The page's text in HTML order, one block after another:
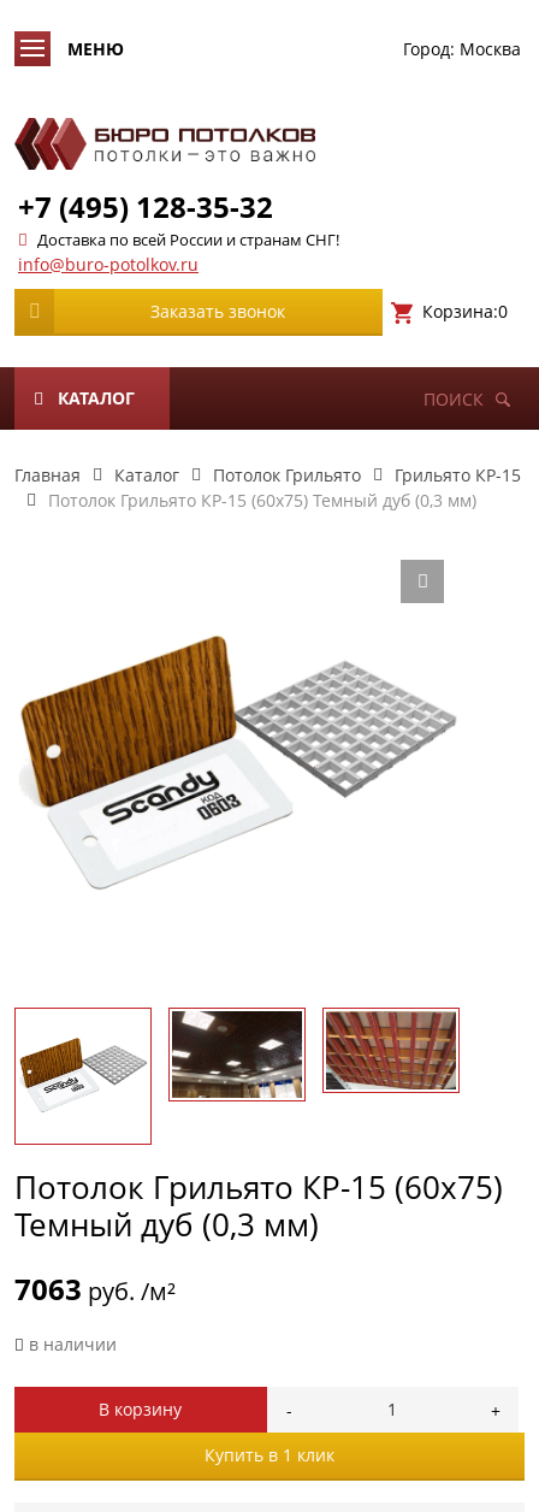
Город: Москва
+7 (495) 128-35-32
Доставка по всей России и странам СНГ!
info@buro-potolkov.ru
Заказать звонок Корзина:0
КАТАЛОГ ПОИСК
Главная Каталог Потолок Грильято
Грильято КР-15
Потолок Грильято КР-15 (60х75) Темный дуб (0,3 мм)
Потолок Грильято КР-15 (60х75)
Темный дуб (0,3 мм)
7063 руб. /м²
в наличии
В корзину
Купить в 1 клик